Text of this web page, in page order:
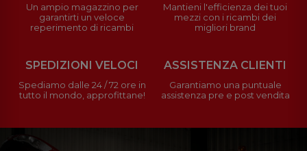
Un ampio magazzino per
garantirti un veloce
reperimento di ricambi
Mantieni l'efficienza dei tuoi
mezzi con i ricambi dei
migliori brand
SPEDIZIONI VELOCI
Spediamo dalle 24 / 72 ore in
tutto il mondo, approfittane!
ASSISTENZA CLIENTI
Garantiamo una puntuale
assistenza pre e post vendita